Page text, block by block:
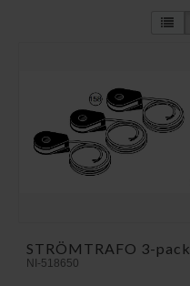
STRÖMTRAFO 3-pack
NI-518650